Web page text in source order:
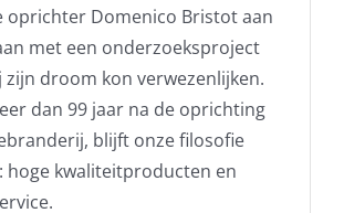
oprichter Domenico Bristot aan
met een onderzoeksproject
zijn droom kon verwezenlijken.
dan 99 jaar na de oprichting
blijft onze filosofie
hoge kwaliteitproducten en